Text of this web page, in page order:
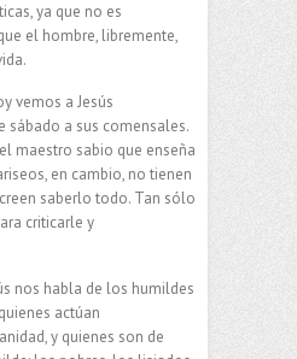
ya que no es
el hombre, libremente,
vemos a Jesús
sábado a sus comensales.
maestro sabio que enseña
en cambio, no tienen
saberlo todo. Tan sólo
criticarle y
nos habla de los humildes
actúan
y quienes son de